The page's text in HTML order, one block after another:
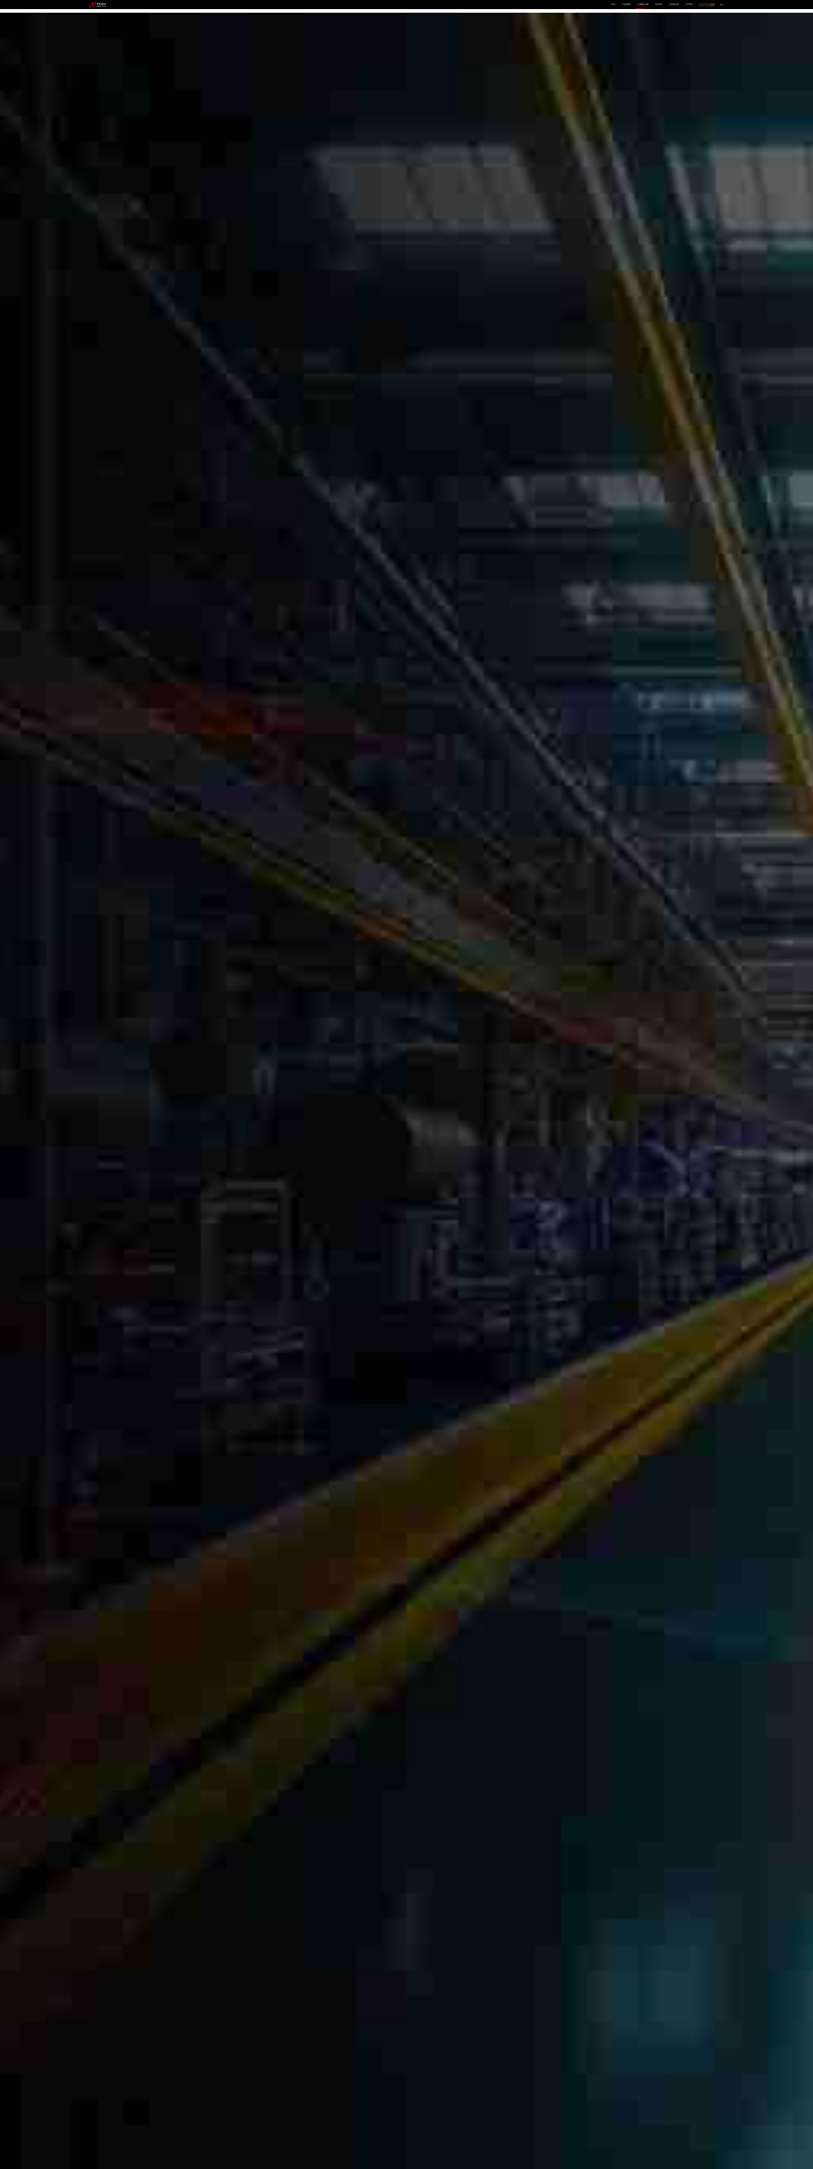
首页 产品及服务 行业解决方案 合作伙伴 投资者关系 关于我们 中EN